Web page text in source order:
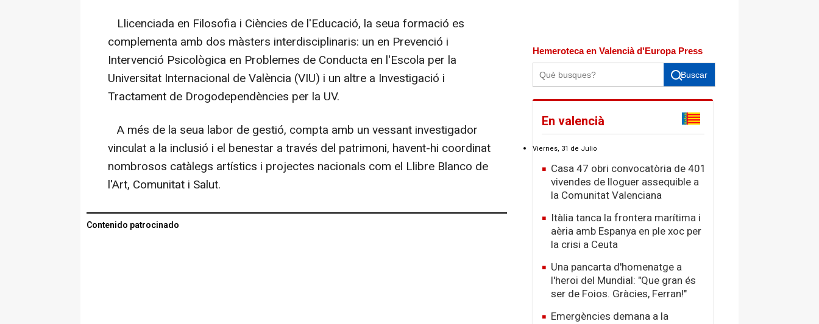
Llicenciada en Filosofia i Ciències de l'Educació, la seua formació es
complementa amb dos màsters interdisciplinaris: un en Prevenció i
Intervenció Psicològica en Problemes de Conducta en l'Escola per la
Universitat Internacional de València (VIU) i un altre a Investigació i
Tractament de Drogodependències per la UV.
A més de la seua labor de gestió, compta amb un vessant investigador
vinculat a la inclusió i el benestar a través del patrimoni, havent-hi coordinat
nombrosos catàlegs artístics i projectes nacionals com el Llibre Blanco de
l'Art, Comunitat i Salut.
Contenido patrocinado
Hemeroteca en Valencià d'Europa Press
Buscar
En valencià
Viernes, 31 de Julio
Casa 47 obri convocatòria de 401
vivendes de lloguer assequible a
la Comunitat Valenciana
Itàlia tanca la frontera marítima i
aèria amb Espanya en ple xoc per
la crisi a Ceuta
Una pancarta d'homenatge a
l'heroi del Mundial: "Que gran és
ser de Foios. Gràcies, Ferran!"
Emergències demana a la